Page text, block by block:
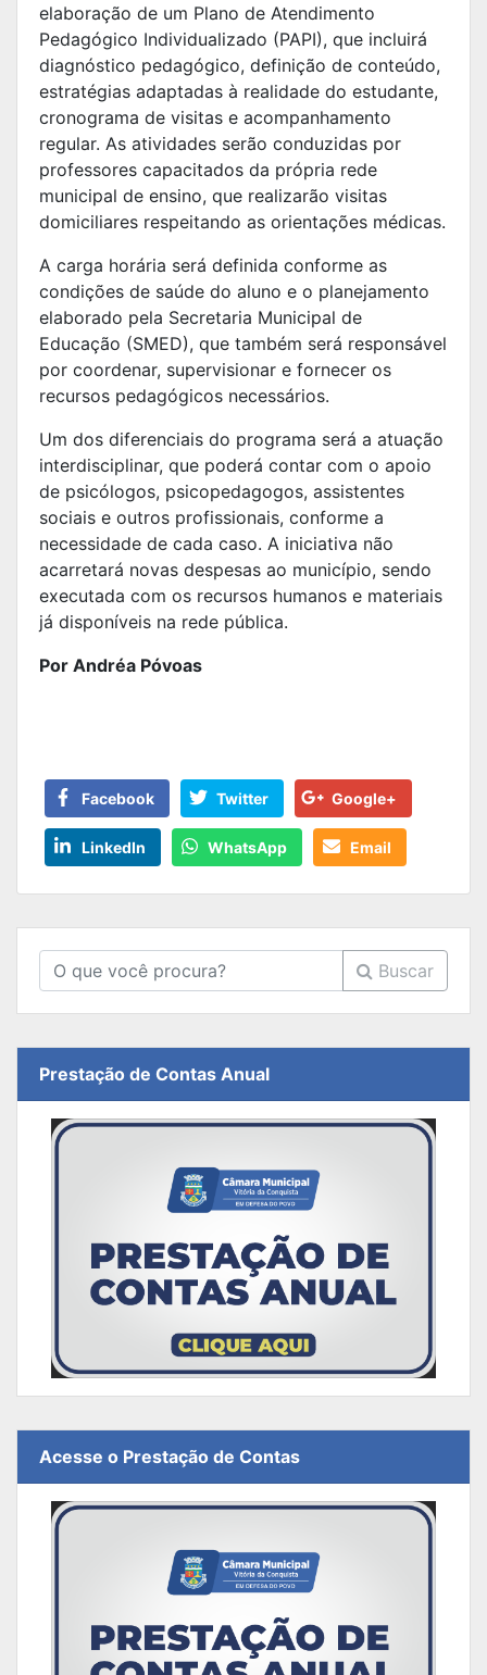
elaboração de um Plano de Atendimento
Pedagógico Individualizado (PAPI), que incluirá
diagnóstico pedagógico, definição de conteúdo,
estratégias adaptadas à realidade do estudante,
cronograma de visitas e acompanhamento
regular. As atividades serão conduzidas por
professores capacitados da própria rede
municipal de ensino, que realizarão visitas
domiciliares respeitando as orientações médicas.
A carga horária será definida conforme as
condições de saúde do aluno e o planejamento
elaborado pela Secretaria Municipal de
Educação (SMED), que também será responsável
por coordenar, supervisionar e fornecer os
recursos pedagógicos necessários.
Um dos diferenciais do programa será a atuação
interdisciplinar, que poderá contar com o apoio
de psicólogos, psicopedagogos, assistentes
sociais e outros profissionais, conforme a
necessidade de cada caso. A iniciativa não
acarretará novas despesas ao município, sendo
executada com os recursos humanos e materiais
já disponíveis na rede pública.
Por Andréa Póvoas
Facebook Twitter Google+
LinkedIn WhatsApp Email
Buscar
Prestação de Contas Anual
Acesse o Prestação de Contas